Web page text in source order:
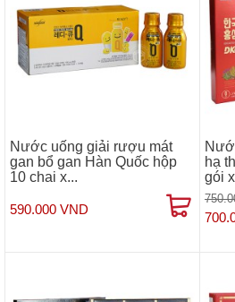
Nước uống giải rượu mát
gan bổ gan Hàn Quốc hộp
10 chai x...
590.000 VND
hạ
gói